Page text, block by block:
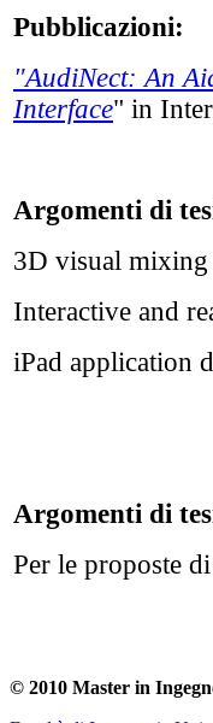
Pubblicazioni:
"AudiNect: An
Interface" in
Argomenti di
3D visual mixing
Interactive and
iPad application
Argomenti di
Per le proposte
© 2010 Master in